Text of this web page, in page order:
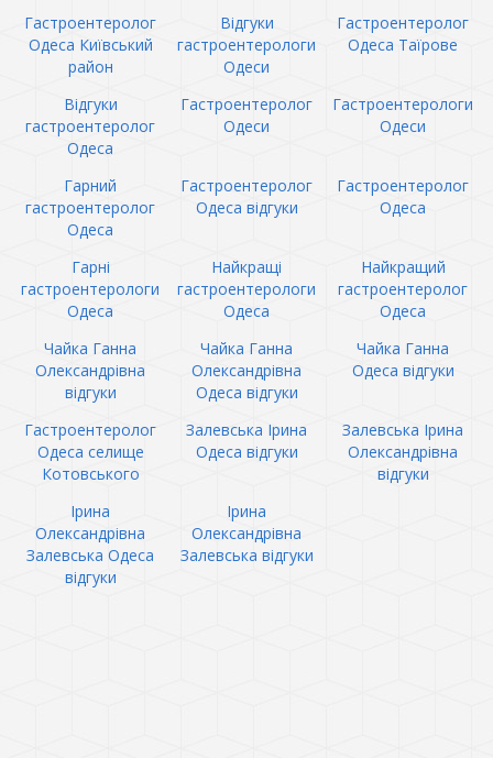
Гастроентеролог
Одеса Київський
район
Відгуки
гастроентерологи
Одеси
Гастроентеролог
Одеса Таїрове
Відгуки
гастроентеролог
Одеса
Гастроентеролог
Одеси
Гастроентерологи
Одеси
Гарний
гастроентеролог
Одеса
Гастроентеролог
Одеса відгуки
Гастроентеролог
Одеса
Гарні
гастроентерологи
Одеса
Найкращі
гастроентерологи
Одеса
Найкращий
гастроентеролог
Одеса
Чайка Ганна
Олександрівна
відгуки
Чайка Ганна
Олександрівна
Одеса відгуки
Чайка Ганна
Одеса відгуки
Гастроентеролог
Одеса селище
Котовського
Залевська Ірина
Одеса відгуки
Залевська Ірина
Олександрівна
відгуки
Ірина
Олександрівна
Залевська Одеса
відгуки
Ірина
Олександрівна
Залевська відгуки